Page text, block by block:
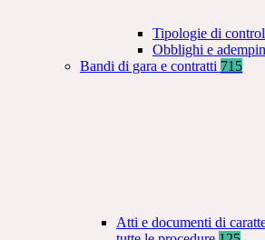
Tipologie di
Obblighi e
Bandi di gara e contratti 715
Atti e documenti di